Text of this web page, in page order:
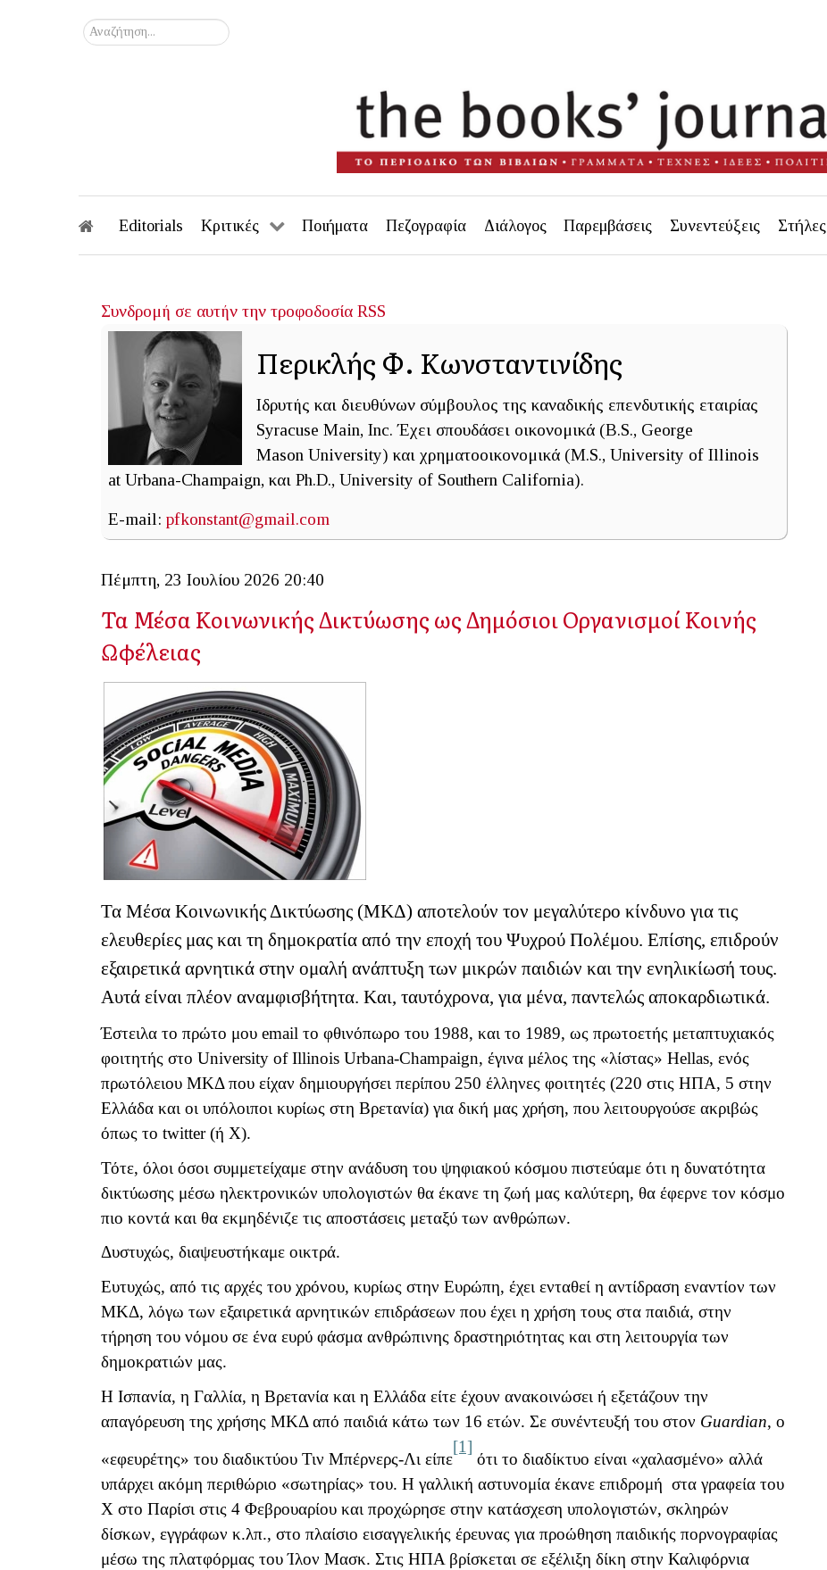
Αναζήτηση...
Editorials Κριτικές Ποιήματα Πεζογραφία Διάλογος Παρεμβάσεις Συνεντεύξεις Στήλες
Συνδρομή σε αυτήν την τροφοδοσία RSS
Περικλής Φ. Κωνσταντινίδης
Ιδρυτής και διευθύνων σύμβουλος της καναδικής επενδυτικής εταιρίας
Syracuse Main, Inc. Έχει σπουδάσει οικονομικά (B.S., George
Mason University) και χρηματοοικονομικά (M.S., University of Illinois
at Urbana-Champaign, και Ph.D., University of Southern California).
E-mail: pfkonstant@gmail.com
Πέμπτη, 23 Ιουλίου 2026 20:40
Τα Μέσα Κοινωνικής Δικτύωσης ως Δημόσιοι Οργανισμοί Κοινής
Ωφέλειας
Τα Μέσα Κοινωνικής Δικτύωσης (ΜΚΔ) αποτελούν τον μεγαλύτερο κίνδυνο για τις
ελευθερίες μας και τη δημοκρατία από την εποχή του Ψυχρού Πολέμου. Επίσης, επιδρούν
εξαιρετικά αρνητικά στην ομαλή ανάπτυξη των μικρών παιδιών και την ενηλικίωσή τους.
Αυτά είναι πλέον αναμφισβήτητα. Kαι, ταυτόχρονα, για μένα, παντελώς αποκαρδιωτικά.
Έστειλα το πρώτο μου email το φθινόπωρο του 1988, και το 1989, ως πρωτοετής μεταπτυχιακός
φοιτητής στο University of Illinois Urbana-Champaign, έγινα μέλος της «λίστας» Hellas, ενός
πρωτόλειου ΜΚΔ που είχαν δημιουργήσει περίπου 250 έλληνες φοιτητές (220 στις ΗΠΑ, 5 στην
Ελλάδα και οι υπόλοιποι κυρίως στη Βρετανία) για δική μας χρήση, που λειτουργούσε ακριβώς
όπως το twitter(ή Χ).
Τότε, όλοι όσοι συμμετείχαμε στην ανάδυση του ψηφιακού κόσμου πιστεύαμε ότι η δυνατότητα
δικτύωσης μέσω ηλεκτρονικών υπολογιστών θα έκανε τη ζωή μας καλύτερη, θα έφερνε τον κόσμο
πιο κοντά και θα εκμηδένιζε τις αποστάσεις μεταξύ των ανθρώπων.
Δυστυχώς, διαψευστήκαμε οικτρά.
Ευτυχώς, από τις αρχές του χρόνου, κυρίως στην Ευρώπη, έχει ενταθεί η αντίδραση εναντίον των
ΜΚΔ, λόγω των εξαιρετικά αρνητικών επιδράσεων που έχει η χρήση τους στα παιδιά, στην
τήρηση του νόμου σε ένα ευρύ φάσμα ανθρώπινης δραστηριότητας και στη λειτουργία των
δημοκρατιών μας.
Η Ισπανία, η Γαλλία, η Βρετανία και η Ελλάδα είτε έχουν ανακοινώσει ή εξετάζουν την
απαγόρευση της χρήσης ΜΚΔ από παιδιά κάτω των 16 ετών. Σε συνέντευξή του στον Guardian, ο
«εφευρέτης» του διαδικτύου Τιν Μπέρνερς-Λι είπε
[1]
ότι το διαδίκτυο είναι «χαλασμένο» αλλά
υπάρχει ακόμη περιθώριο «σωτηρίας» του. Η γαλλική αστυνομία έκανε επιδρομή στα γραφεία του
X στο Παρίσι στις 4 Φεβρουαρίου και προχώρησε στην κατάσχεση υπολογιστών, σκληρών
δίσκων, εγγράφων κ.λπ., στο πλαίσιο εισαγγελικής έρευνας για προώθηση παιδικής πορνογραφίας
μέσω της πλατφόρμας του Ίλον Μασκ. Στις ΗΠΑ βρίσκεται σε εξέλιξη δίκη στην Καλιφόρνια